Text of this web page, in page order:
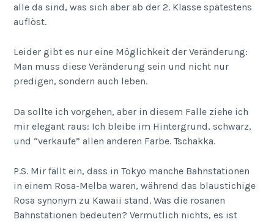
alle da sind, was sich aber ab der 2. Klasse spätestens
auflöst.
Leider gibt es nur eine Möglichkeit der Veränderung:
Man muss diese Veränderung sein und nicht nur
predigen, sondern auch leben.
Da sollte ich vorgehen, aber in diesem Falle ziehe ich
mir elegant raus: Ich bleibe im Hintergrund, schwarz,
und “verkaufe” allen anderen Farbe. Tschakka.
P.S. Mir fällt ein, dass in Tokyo manche Bahnstationen
in einem Rosa-Melba waren, während das blaustichige
Rosa synonym zu Kawaii stand. Was die rosanen
Bahnstationen bedeuten? Vermutlich nichts, es ist